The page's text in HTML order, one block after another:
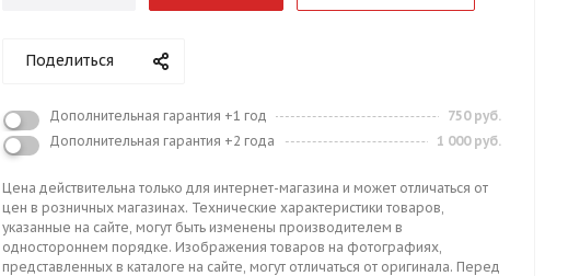
Поделиться
Дополнительная гарантия +1 год
750 руб.
Дополнительная гарантия +2 года
1 000 руб.
Цена действительна только для интернет-магазина и может отличаться от
цен в розничных магазинах. Технические характеристики товаров,
указанные на сайте, могут быть изменены производителем в
одностороннем порядке. Изображения товаров на фотографиях,
представленных в каталоге на сайте, могут отличаться от оригинала. Перед